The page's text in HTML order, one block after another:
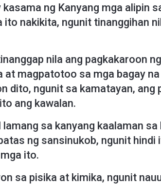
ng Kanyang mga alipin
nakikita, ngunit tinanggihan
nila ang pagkakaroon
at magpatotoo sa mga bagay
dito, ngunit sa kamatayan, ang
ang kawalan.
sa kanyang kaalaman sa
ng sansinukob, ngunit hindi
ito.
sa pisika at kimika, ngunit